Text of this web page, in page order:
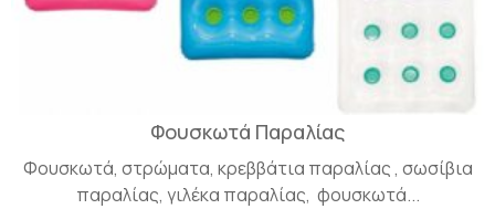
Φουσκωτά Παραλίας
Φουσκωτά, στρώματα, κρεββάτια παραλίας , σωσίβια
παραλίας, γιλέκα παραλίας, φουσκωτά...